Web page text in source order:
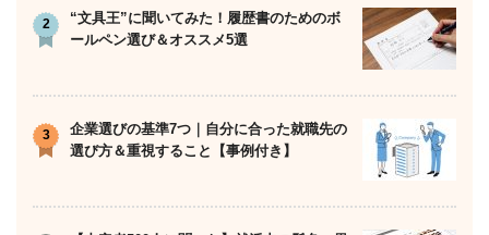
“文具王”に聞いてみた！履歴書のためのボ
ールペン選び＆オススメ5選
企業選びの基準7つ｜自分に合った就職先の
選び方＆重視すること【事例付き】